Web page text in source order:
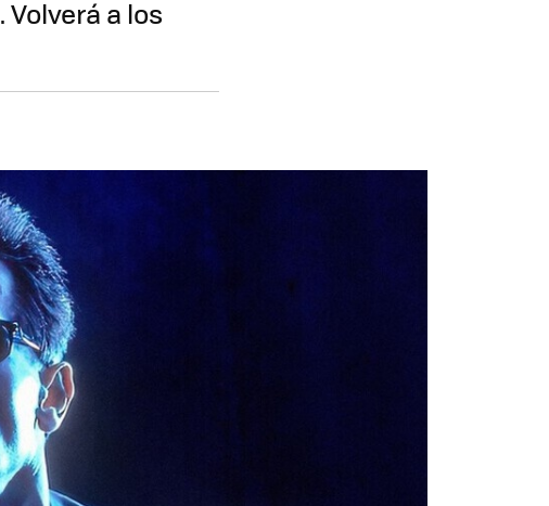
a los